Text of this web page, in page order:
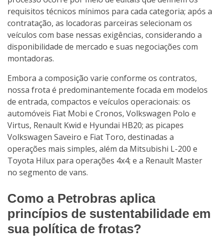
requisitos técnicos mínimos para cada categoria; após a
contratação, as locadoras parceiras selecionam os
veículos com base nessas exigências, considerando a
disponibilidade de mercado e suas negociações com
montadoras.
Embora a composição varie conforme os contratos,
nossa frota é predominantemente focada em modelos
de entrada, compactos e veículos operacionais: os
automóveis Fiat Mobi e Cronos, Volkswagen Polo e
Virtus, Renault Kwid e Hyundai HB20; as picapes
Volkswagen Saveiro e Fiat Toro, destinadas a
operações mais simples, além da Mitsubishi L-200 e
Toyota Hilux para operações 4x4; e a Renault Master
no segmento de vans.
Como a Petrobras aplica
princípios de sustentabilidade em
sua política de frotas?